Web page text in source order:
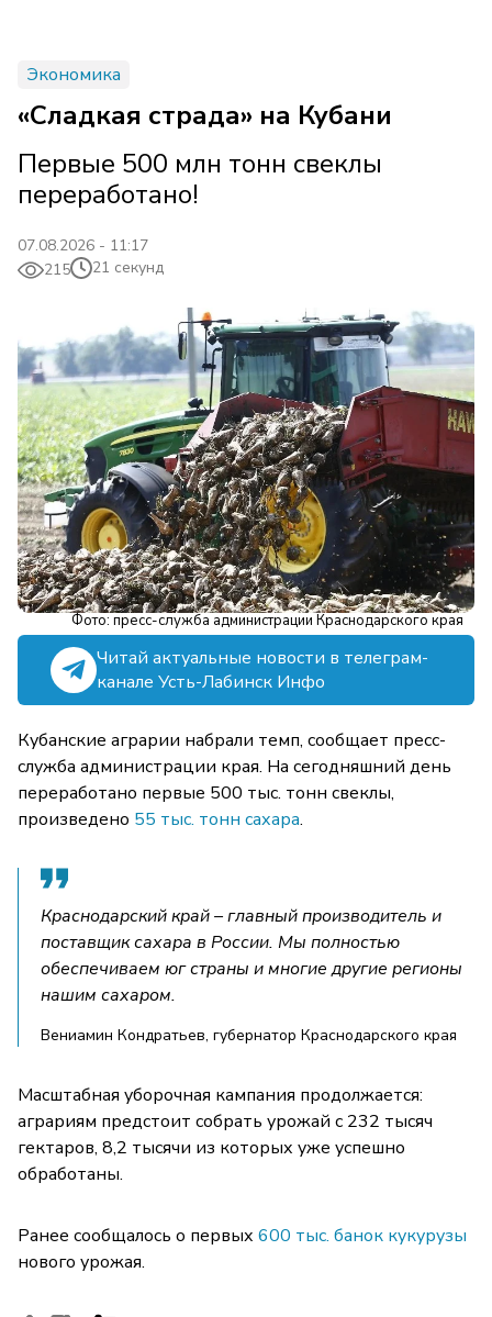
Экономика
«Сладкая страда» на Кубани
Первые 500 млн тонн свеклы
переработано!
07.08.2026 - 11:17
215
21 секунд
Фото: пресс-служба администрации Краснодарского края
Читай актуальные новости в телеграм-
канале Усть-Лабинск Инфо
Кубанские аграрии набрали темп, сообщает пресс-
служба администрации края. На сегодняшний день
переработано первые 500 тыс. тонн свеклы,
произведено 55 тыс. тонн сахара.
Краснодарский край – главный производитель и
поставщик сахара в России. Мы полностью
обеспечиваем юг страны и многие другие регионы
нашим сахаром.
Вениамин Кондратьев, губернатор Краснодарского края
Масштабная уборочная кампания продолжается:
аграриям предстоит собрать урожай с 232 тысяч
гектаров, 8,2 тысячи из которых уже успешно
обработаны.
Ранее сообщалось о первых 600 тыс. банок кукурузы
нового урожая.